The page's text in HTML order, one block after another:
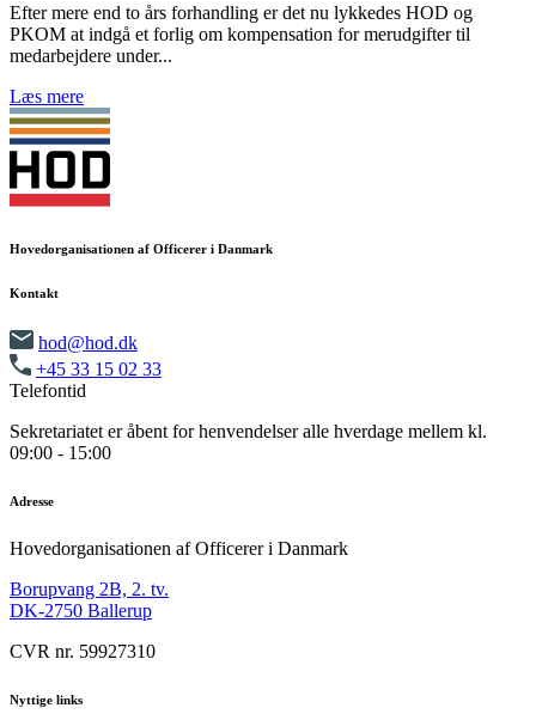
Efter mere end to års forhandling er det nu lykkedes HOD og
PKOM at indgå et forlig om kompensation for merudgifter til
medarbejdere under...
Læs mere
Hovedorganisationen af Officerer i Danmark
Kontakt
hod@hod.dk
+45 33 15 02 33
Telefontid
Sekretariatet er åbent for henvendelser alle hverdage mellem kl.
09:00 - 15:00
Adresse
Hovedorganisationen af Officerer i Danmark
Borupvang 2B, 2. tv.
DK-2750 Ballerup
CVR nr. 59927310
Nyttige links